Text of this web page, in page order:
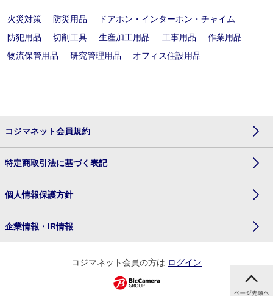
火災対策 防災用品
ドアホン・インターホン・チャイム
防犯用品
切削工具 生産加工用品 工事用品
作業用品
物流保管用品
研究管理用品 オフィス住設用品
コジマネット会員規約
特定商取引法に基づく表記
個人情報保護方針
企業情報・IR情報
コジマネット会員の方は ログイン